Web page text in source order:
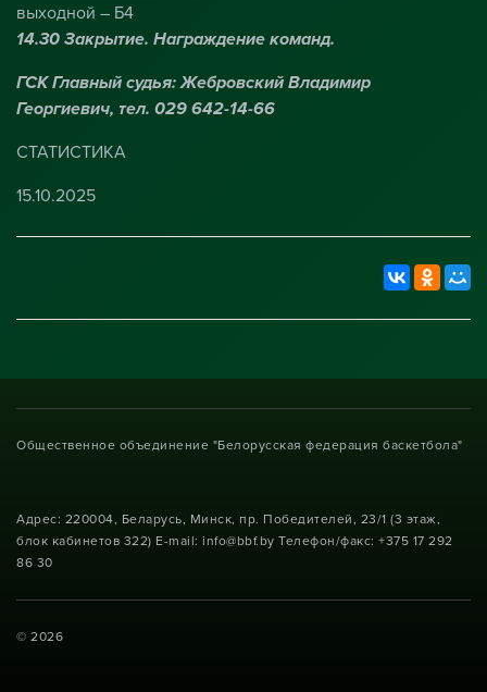
выходной – Б4
14.30 Закрытие. Награждение команд.
ГСК Главный судья: Жебровский Владимир
Георгиевич, тел. 029 642-14-66
СТАТИСТИКА
15.10.2025
Общественное объединение "Белорусская федерация баскетбола"
Адрес: 220004, Беларусь, Минск, пр. Победителей, 23/1 (3 этаж,
блок кабинетов 322) E-mail: info@bbf.by Телефон/факс: +375 17 292
86 30
© 2026